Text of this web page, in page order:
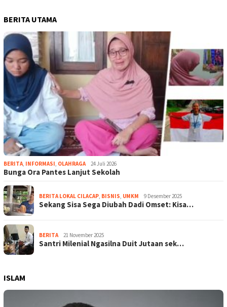
BERITA UTAMA
BERITA, INFORMASI, OLAHRAGA 24 Juli 2026
Bunga Ora Pantes Lanjut Sekolah
BERITA LOKAL CILACAP, BISNIS, UMKM 9 Desember 2025
Sekang Sisa Sega Diubah Dadi Omset: Kisa…
BERITA 21 November 2025
Santri Milenial Ngasilna Duit Jutaan sek…
ISLAM